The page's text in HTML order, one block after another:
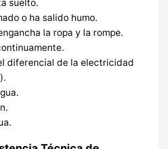
suelto.
o ha salido humo.
la ropa y la rompe.
diferencial de la electricidad